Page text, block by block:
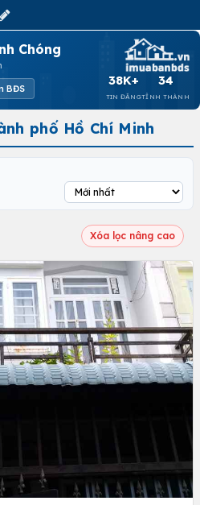
Chóng
BĐS
38K+
TIN ĐĂNG
34
TỈNH THÀNH
phố Hồ Chí Minh
Xóa lọc nâng cao